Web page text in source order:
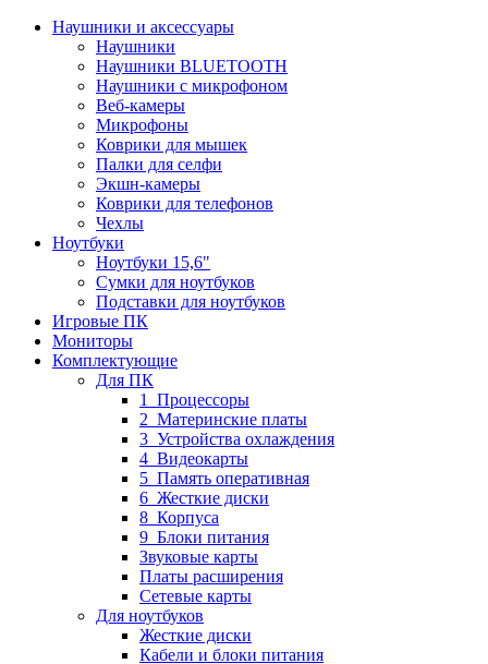
Наушники и аксессуары
Наушники
Наушники BLUETOOTH
Наушники с микрофоном
Веб-камеры
Микрофоны
Коврики для мышек
Палки для селфи
Экшн-камеры
Коврики для телефонов
Чехлы
Ноутбуки
Ноутбуки 15,6"
Сумки для ноутбуков
Подставки для ноутбуков
Игровые ПК
Мониторы
Комплектующие
Для ПК
1_Процессоры
2_Материнские платы
3_Устройства охлаждения
4_Видеокарты
5_Память оперативная
6_Жесткие диски
8_Корпуса
9_Блоки питания
Звуковые карты
Платы расширения
Сетевые карты
Для ноутбуков
Жесткие диски
Кабели и блоки питания